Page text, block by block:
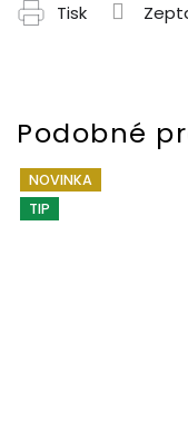
Tisk
NOVINKA
TIP